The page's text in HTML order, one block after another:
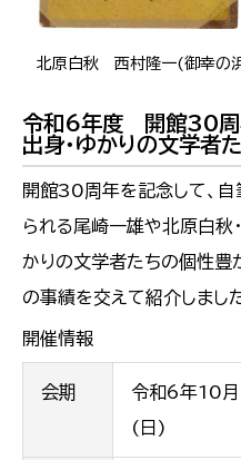
北原白秋 西村隆一(御幸の
令和6年度 開館30周
出身・ゆかりの文学者
開館30周年を記念して、
られる尾崎一雄や北原白秋
かりの文学者たちの個性豊
の事績を交えて紹介しました
開催情報
会期
令和6年10
(日)